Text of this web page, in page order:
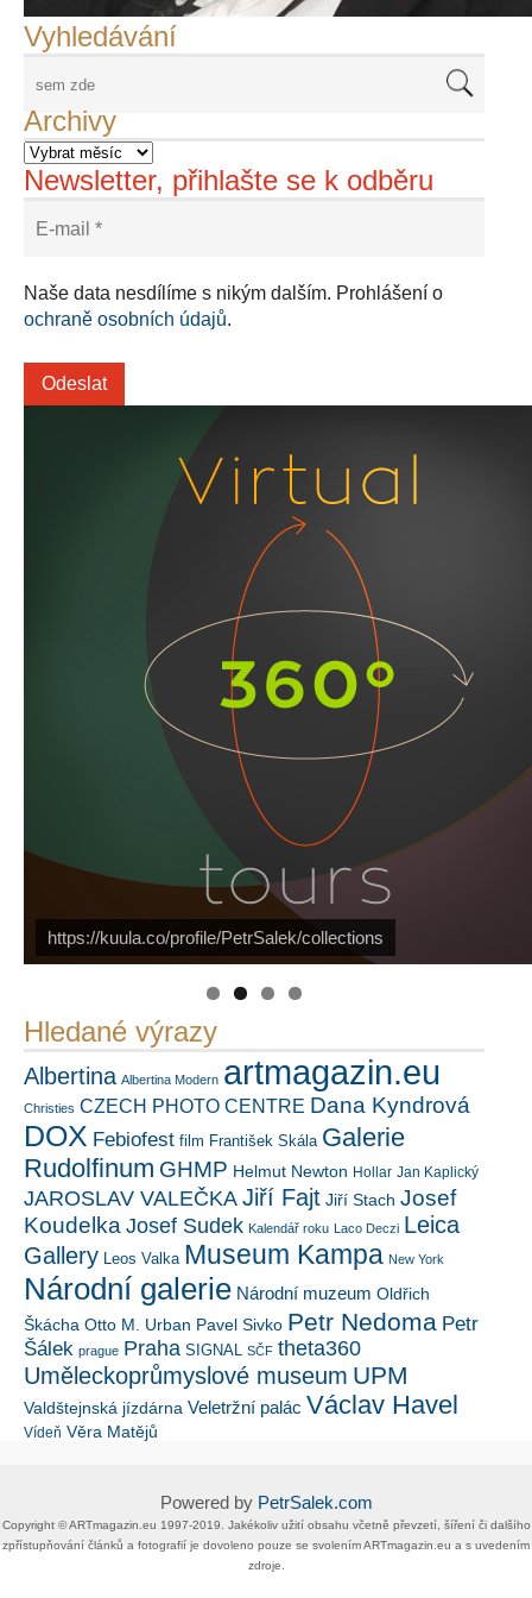
Vyhledávání
Archivy
Newsletter, přihlašte se k odběru
Naše data nesdílíme s nikým dalším. Prohlášení o
ochraně osobních údajů.
PetrSalek.com
https://kuula.co/profile/PetrSalek/collections
Náš mediální partnerFotoVideo.cz
Hledané výrazy
Albertina Albertina Modern artmagazin.eu
Christies CZECH PHOTO CENTRE Dana Kyndrová
DOX Febiofest film František Skála Galerie
Rudolfinum GHMP Helmut Newton Hollar Jan Kaplický
JAROSLAV VALEČKA Jiří Fajt Jiří Stach Josef
Koudelka Josef Sudek Kalendář roku Laco Deczi Leica
Gallery Leos Valka Museum Kampa New York
Národní galerie Národní muzeum Oldřich
Škácha Otto M. Urban Pavel Sivko Petr Nedoma Petr
Šálek prague Praha SIGNAL SČF theta360
Uměleckoprůmyslové museum UPM
Valdštejnská jízdárna Veletržní palác Václav Havel
Vídeň Věra Matějů
Powered by PetrSalek.com
Copyright ©​ ​​ARTmagazin.eu ​1997-2019​.​ Jakékoliv užití obsahu včetně převzetí, šíření či dalšího
zpřístupňování článků a fotografií je dovoleno pouze se svolením ​ARTmagazin.eu​ ​a s uvedením
zdroje.